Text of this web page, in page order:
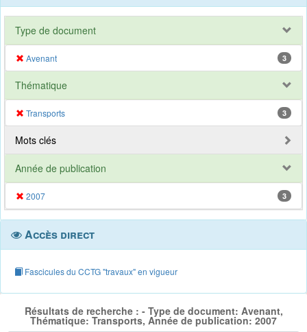
Type de document
Avenant 3
Thématique
Transports 3
Mots clés
Année de publication
2007 3
Accès direct
Fascicules du CCTG "travaux" en vigueur
Résultats de recherche : - Type de document: Avenant,
Thématique: Transports, Année de publication: 2007